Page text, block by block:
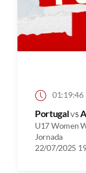
01:19:46
Portugalvs
U17 Women
Jornada
22/07/2025